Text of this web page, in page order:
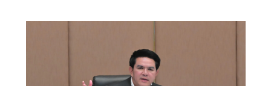
เขตปทุมวัน และจุดถนนทรุดบริเวณวงเวียนใหญ่